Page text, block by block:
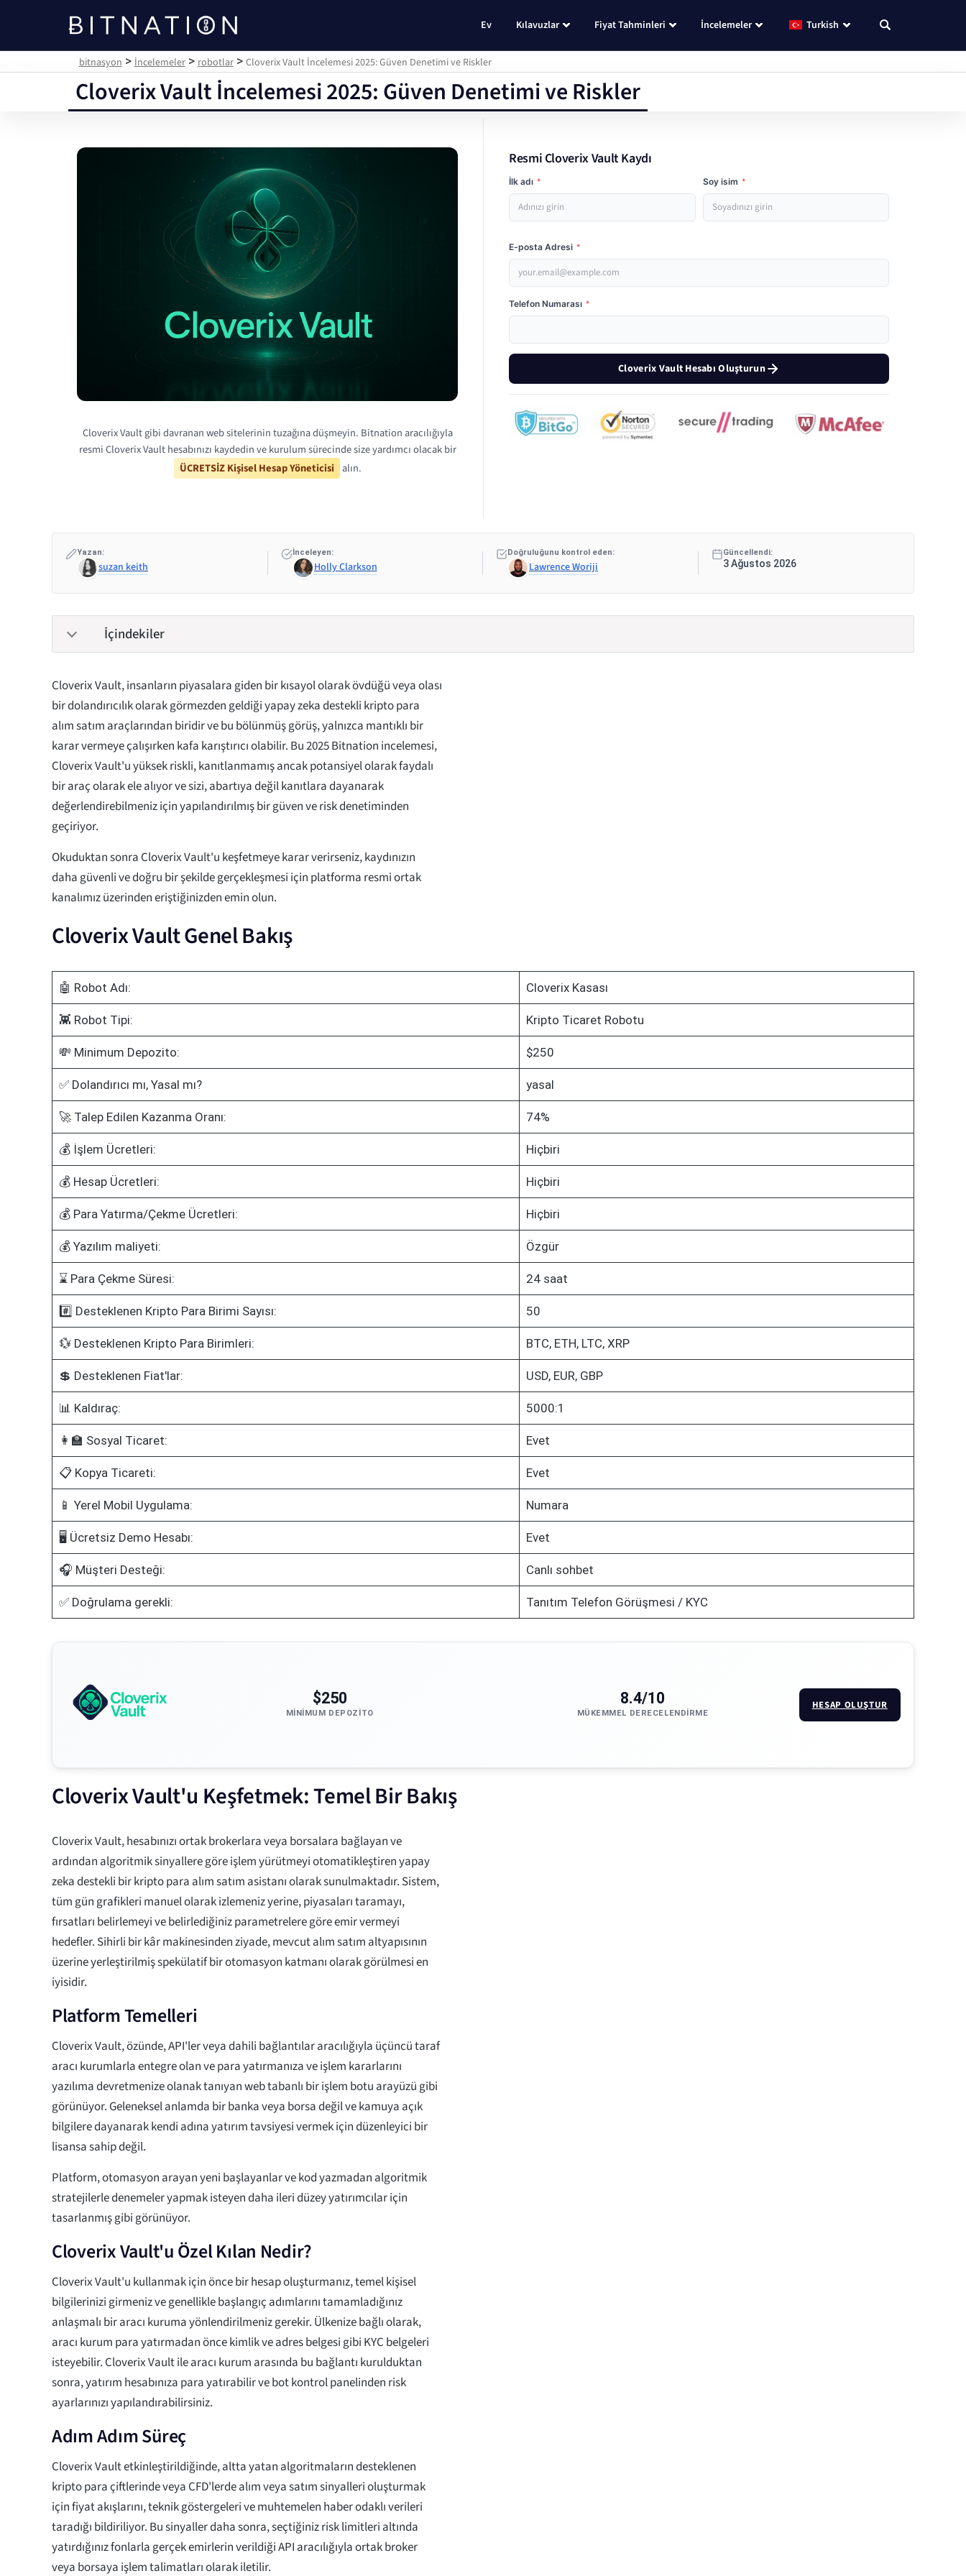
bitnasyon
Ev Kılavuzlar Fiyat Tahminleri İncelemeler Turkish
bitnasyon >İncelemeler>robotlar> Cloverix Vault İncelemesi 2025: Güven Denetimi ve Riskler
Cloverix Vault İncelemesi 2025: Güven Denetimi ve Riskler
Cloverix Vault gibi davranan web sitelerinin tuzağına düşmeyin. Bitnation aracılığıyla
resmi Cloverix Vault hesabınızı kaydedin ve kurulum sürecinde size yardımcı olacak bir
ÜCRETSİZ Kişisel Hesap Yöneticisi alın.
Resmi Cloverix Vault Kaydı
İlk adı * Soy isim *
E-posta Adresi *
Telefon Numarası *
Cloverix Vault Hesabı Oluşturun
Yazan:
suzan keith
İnceleyen:
Holly Clarkson
Doğruluğunu kontrol eden:
Lawrence Woriji
Güncellendi:
3 Ağustos 2026
İçindekiler
Cloverix Vault, insanların piyasalara giden bir kısayol olarak övdüğü veya olası
bir dolandırıcılık olarak görmezden geldiği yapay zeka destekli kripto para
alım satım araçlarından biridir ve bu bölünmüş görüş, yalnızca mantıklı bir
karar vermeye çalışırken kafa karıştırıcı olabilir. Bu 2025 Bitnation incelemesi,
Cloverix Vault'u yüksek riskli, kanıtlanmamış ancak potansiyel olarak faydalı
bir araç olarak ele alıyor ve sizi, abartıya değil kanıtlara dayanarak
değerlendirebilmeniz için yapılandırılmış bir güven ve risk denetiminden
geçiriyor.
Okuduktan sonra Cloverix Vault'u keşfetmeye karar verirseniz, kaydınızın
daha güvenli ve doğru bir şekilde gerçekleşmesi için platforma resmi ortak
kanalımız üzerinden eriştiğinizden emin olun.
Cloverix Vault Genel Bakış
🤖 Robot Adı: Cloverix Kasası
👾 Robot Tipi: Kripto Ticaret Robotu
💸 Minimum Depozito: $250
✅ Dolandırıcı mı, Yasal mı? yasal
🚀 Talep Edilen Kazanma Oranı: 74%
💰 İşlem Ücretleri: Hiçbiri
💰 Hesap Ücretleri: Hiçbiri
💰 Para Yatırma/Çekme Ücretleri: Hiçbiri
💰 Yazılım maliyeti: Özgür
⌛ Para Çekme Süresi: 24 saat
#️⃣ Desteklenen Kripto Para Birimi Sayısı: 50
💱 Desteklenen Kripto Para Birimleri: BTC, ETH, LTC, XRP
💲 Desteklenen Fiat'lar: USD, EUR, GBP
📊 Kaldıraç: 5000:1
👩‍🏫 Sosyal Ticaret: Evet
📋 Kopya Ticareti: Evet
📱 Yerel Mobil Uygulama: Numara
🖥️ Ücretsiz Demo Hesabı: Evet
🎧 Müşteri Desteği: Canlı sohbet
✅ Doğrulama gerekli: Tanıtım Telefon Görüşmesi / KYC
$250
MINIMUM DEPOZITO
8.4/10
MÜKEMMEL DERECELENDIRME
HESAP OLUŞTUR
Cloverix Vault'u Keşfetmek: Temel Bir Bakış
Cloverix Vault, hesabınızı ortak brokerlara veya borsalara bağlayan ve
ardından algoritmik sinyallere göre işlem yürütmeyi otomatikleştiren yapay
zeka destekli bir kripto para alım satım asistanı olarak sunulmaktadır. Sistem,
tüm gün grafikleri manuel olarak izlemeniz yerine, piyasaları taramayı,
fırsatları belirlemeyi ve belirlediğiniz parametrelere göre emir vermeyi
hedefler. Sihirli bir kâr makinesinden ziyade, mevcut alım satım altyapısının
üzerine yerleştirilmiş spekülatif bir otomasyon katmanı olarak görülmesi en
iyisidir.
Platform Temelleri
Cloverix Vault, özünde, API'ler veya dahili bağlantılar aracılığıyla üçüncü taraf
aracı kurumlarla entegre olan ve para yatırmanıza ve işlem kararlarını
yazılıma devretmenize olanak tanıyan web tabanlı bir işlem botu arayüzü gibi
görünüyor. Geleneksel anlamda bir banka veya borsa değil ve kamuya açık
bilgilere dayanarak kendi adına yatırım tavsiyesi vermek için düzenleyici bir
lisansa sahip değil.
Platform, otomasyon arayan yeni başlayanlar ve kod yazmadan algoritmik
stratejilerle denemeler yapmak isteyen daha ileri düzey yatırımcılar için
tasarlanmış gibi görünüyor.
Cloverix Vault'u Özel Kılan Nedir?
Cloverix Vault'u kullanmak için önce bir hesap oluşturmanız, temel kişisel
bilgilerinizi girmeniz ve genellikle başlangıç adımlarını tamamladığınız
anlaşmalı bir aracı kuruma yönlendirilmeniz gerekir. Ülkenize bağlı olarak,
aracı kurum para yatırmadan önce kimlik ve adres belgesi gibi KYC belgeleri
isteyebilir. Cloverix Vault ile aracı kurum arasında bu bağlantı kurulduktan
sonra, yatırım hesabınıza para yatırabilir ve bot kontrol panelinden risk
ayarlarınızı yapılandırabilirsiniz.
Adım Adım Süreç
Cloverix Vault etkinleştirildiğinde, altta yatan algoritmaların desteklenen
kripto para çiftlerinde veya CFD'lerde alım veya satım sinyalleri oluşturmak
için fiyat akışlarını, teknik göstergeleri ve muhtemelen haber odaklı verileri
taradığı bildiriliyor. Bu sinyaller daha sonra, seçtiğiniz risk limitleri altında
yatırdığınız fonlarla gerçek emirlerin verildiği API aracılığıyla ortak broker
veya borsaya işlem talimatları olarak iletilir.